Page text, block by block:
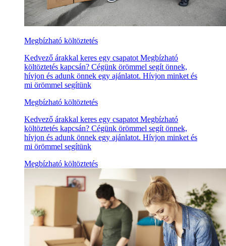
Megbízható költöztetés
Kedvező árakkal keres egy csapatot Megbízható
költöztetés kapcsán? Cégünk örömmel segít önnek,
hívjon és adunk önnek egy ajánlatot. Hívjon minket és
mi örömmel segítünk
Megbízható költöztetés
Kedvező árakkal keres egy csapatot Megbízható
költöztetés kapcsán? Cégünk örömmel segít önnek,
hívjon és adunk önnek egy ajánlatot. Hívjon minket és
mi örömmel segítünk
Megbízható költöztetés